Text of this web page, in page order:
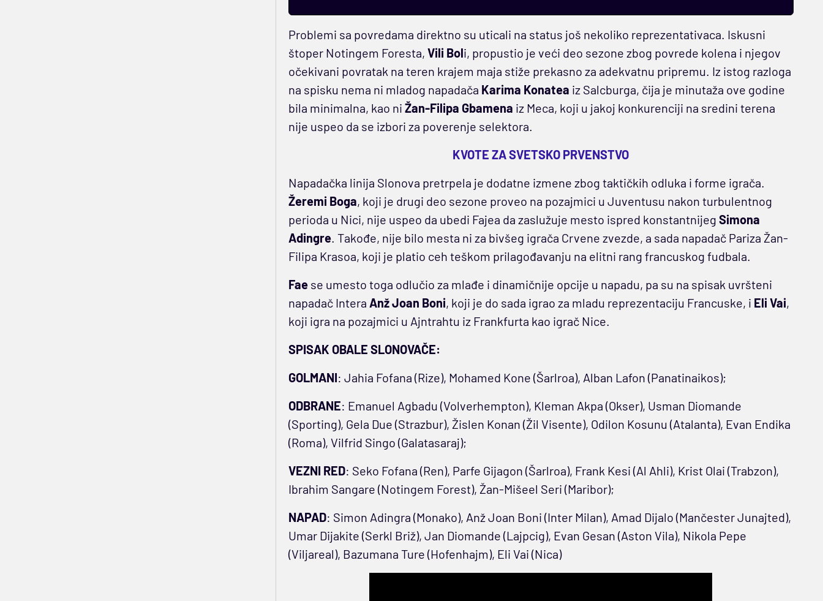
Problemi sa povredama direktno su uticali na status još nekoliko reprezentativaca. Iskusni
štoper Notingem Foresta, Vili Boli, propustio je veći deo sezone zbog povrede kolena i njegov
očekivani povratak na teren krajem maja stiže prekasno za adekvatnu pripremu. Iz istog razloga
na spisku nema ni mladog napadača Karima Konatea iz Salcburga, čija je minutaža ove godine
bila minimalna, kao ni Žan-Filipa Gbamena iz Meca, koji u jakoj konkurenciji na sredini terena
nije uspeo da se izbori za poverenje selektora.
KVOTE ZA SVETSKO PRVENSTVO
Napadačka linija Slonova pretrpela je dodatne izmene zbog taktičkih odluka i forme igrača.
Žeremi Boga, koji je drugi deo sezone proveo na pozajmici u Juventusu nakon turbulentnog
perioda u Nici, nije uspeo da ubedi Fajea da zaslužuje mesto ispred konstantnijeg Simona
Adingre. Takođe, nije bilo mesta ni za bivšeg igrača Crvene zvezde, a sada napadač Pariza Žan-
Filipa Krasoa, koji je platio ceh teškom prilagođavanju na elitni rang francuskog fudbala.
Faese umesto toga odlučio za mlađe i dinamičnije opcije u napadu, pa su na spisak uvršteni
napadač Intera Anž Joan Boni, koji je do sada igrao za mladu reprezentaciju Francuske, i Eli Vai,
koji igra na pozajmici u Ajntrahtu iz Frankfurta kao igrač Nice.
SPISAK OBALE SLONOVAČE:
GOLMANI: Jahia Fofana (Rize), Mohamed Kone (Šarlroa), Alban Lafon (Panatinaikos);
ODBRANE: Emanuel Agbadu (Volverhempton), Kleman Akpa (Okser), Usman Diomande
(Sporting), Gela Due (Strazbur), Žislen Konan (Žil Visente), Odilon Kosunu (Atalanta), Evan Endika
(Roma), Vilfrid Singo (Galatasaraj);
VEZNI RED: Seko Fofana (Ren), Parfe Gijagon (Šarlroa), Frank Kesi (Al Ahli), Krist Olai (Trabzon),
Ibrahim Sangare (Notingem Forest), Žan-Mišeel Seri (Maribor);
NAPAD: Simon Adingra (Monako), Anž Joan Boni (Inter Milan), Amad Dijalo (Mančester Junajted),
Umar Dijakite (Serkl Briž), Jan Diomande (Lajpcig), Evan Gesan (Aston Vila), Nikola Pepe
(Viljareal), Bazumana Ture (Hofenhajm), Eli Vai (Nica)